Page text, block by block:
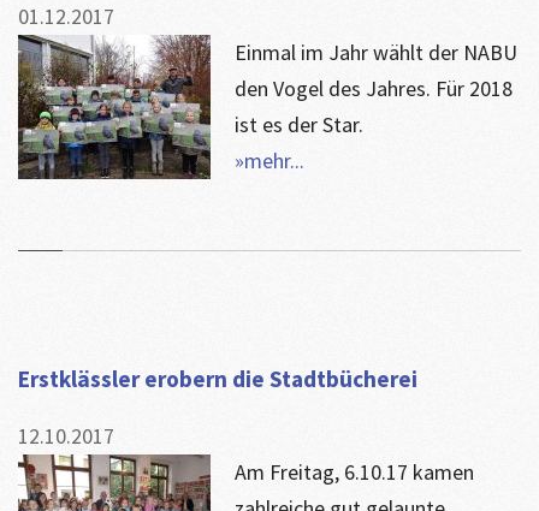
01.12.2017
Einmal im Jahr wählt der NABU
den Vogel des Jahres. Für 2018
ist es der Star.
»mehr...
Erstklässler erobern die Stadtbücherei
12.10.2017
Am Freitag, 6.10.17 kamen